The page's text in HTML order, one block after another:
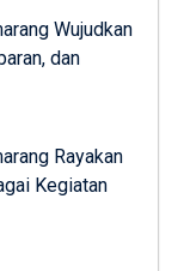
Wujudkan
dan
Rayakan
Kegiatan